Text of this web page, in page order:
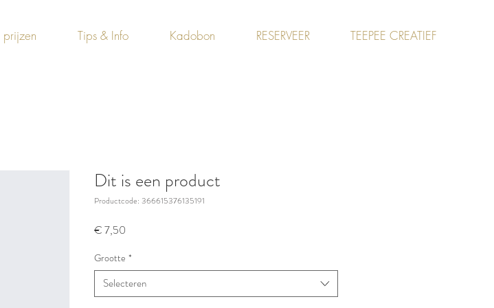
Tips & Info Kadobon RESERVEER TEEPEE CREATIEF
Dit is een product
Productcode: 366615376135191
€ 7,50
Grootte *
Selecteren